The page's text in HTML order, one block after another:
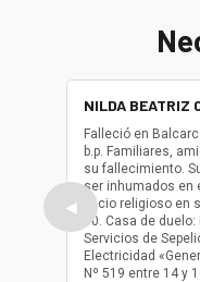
◀
NILDA BEATRIZ
Falleció en
b.p. Familiares,
su fallecimiento.
ser inhumados en
oficio religioso en
10. Casa de
Servicios de
Electricidad
Nº 519 entre 14 y